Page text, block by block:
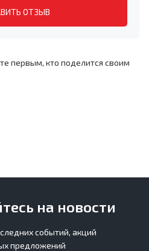
ОТЗЫВ
первым, кто поделится своим
на новости
событий, акций
предложений